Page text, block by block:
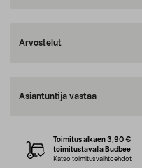
Arvostelut
Asiantuntija vastaa
Toimitus alkaen 3,90 €
toimitustavalla Budbee
Katso toimitusvaihtoehdot